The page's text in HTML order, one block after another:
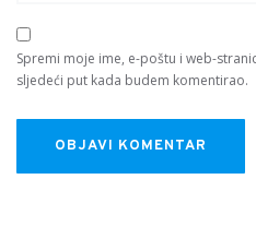
Spremi moje ime, e-poštu i web-
sljedeći put kada budem komentirao.